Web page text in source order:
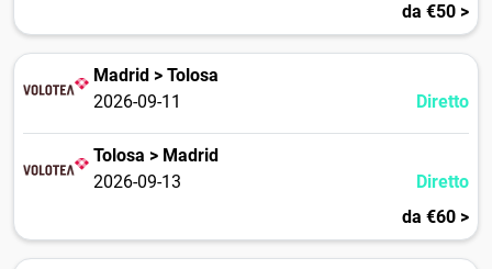
da €50 >
Madrid > Tolosa
2026-09-11
Diretto
Tolosa > Madrid
2026-09-13
Diretto
da €60 >